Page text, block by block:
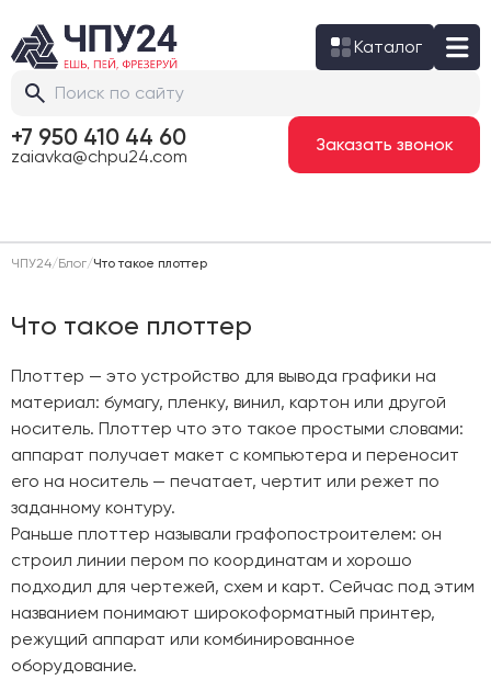
Каталог
+7 950 410 44 60
zaiavka@chpu24.com
Заказать звонок
ЧПУ24/Блог/Что такое плоттер
Что такое плоттер
Плоттер — это устройство для вывода графики на
материал: бумагу, пленку, винил, картон или другой
носитель. Плоттер что это такое простыми словами:
аппарат получает макет с компьютера и переносит
его на носитель — печатает, чертит или режет по
заданному контуру.
Раньше плоттер называли графопостроителем: он
строил линии пером по координатам и хорошо
подходил для чертежей, схем и карт. Сейчас под этим
названием понимают широкоформатный принтер,
режущий аппарат или комбинированное
оборудование.